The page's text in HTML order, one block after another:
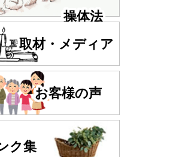
操体法
取材・メディア
お客様の声
ク集